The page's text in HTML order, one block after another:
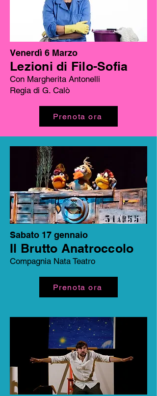
Venerdì 6 Marzo
Lezioni di Filo-Sofia
Con Margherita Antonelli
Regia di G. Calò
Prenota ora
Sabato 17 gennaio
Il Brutto Anatroccolo
Compagnia Nata Teatro
Prenota ora